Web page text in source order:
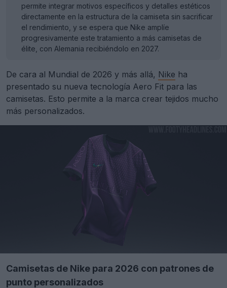
permite integrar motivos específicos y detalles estéticos
directamente en la estructura de la camiseta sin sacrificar
el rendimiento, y se espera que Nike amplíe
progresivamente este tratamiento a más camisetas de
élite, con Alemania recibiéndolo en 2027.
De cara al Mundial de 2026 y más allá, Nike ha
presentado su nueva tecnología Aero Fit para las
camisetas. Esto permite a la marca crear tejidos mucho
más personalizados.
Camisetas de Nike para 2026 con patrones de
punto personalizados